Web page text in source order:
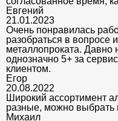
Евгений
21.01.2023
Очень понравилась
разобраться в вопросе
металлопроката. Давно
однозначно 5+ за
клиентом.
Егор
20.08.2022
Широкий ассортимент
разные, можно
Михаил